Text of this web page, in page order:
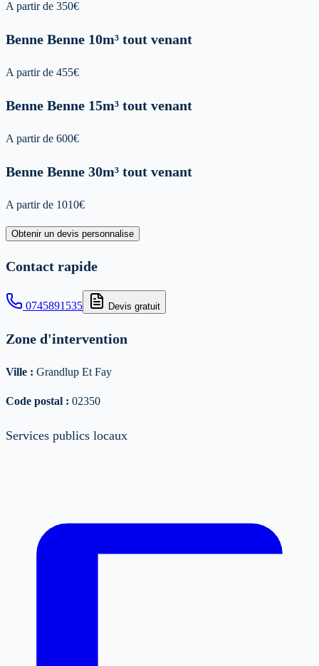
A partir de 350€
Benne Benne 10m³ tout venant
A partir de 455€
Benne Benne 15m³ tout venant
A partir de 600€
Benne Benne 30m³ tout venant
A partir de 1010€
Obtenir un devis personnalise
Contact rapide
0745891535 Devis gratuit
Zone d'intervention
Ville : Grandlup Et Fay
Code postal : 02350
Services publics locaux